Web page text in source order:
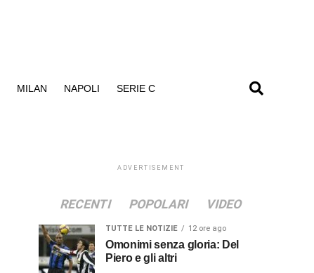
MILAN NAPOLI SERIE C
ADVERTISEMENT
RECENTI POPOLARI VIDEO
TUTTE LE NOTIZIE 12 ore ago
Omonimi senza gloria: Del
Piero e gli altri